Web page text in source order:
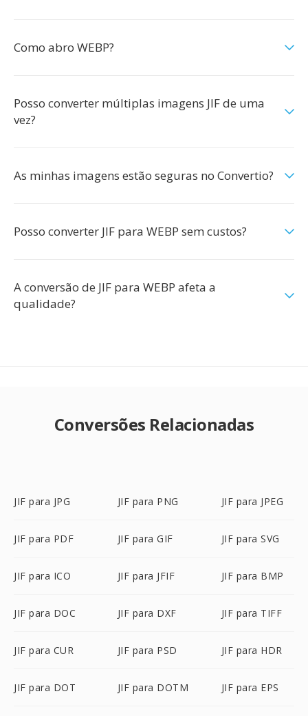
Como abro WEBP?
Posso converter múltiplas imagens JIF de uma
vez?
As minhas imagens estão seguras no Convertio?
Posso converter JIF para WEBP sem custos?
A conversão de JIF para WEBP afeta a
qualidade?
Conversões Relacionadas
JIF para JPG JIF para PNG JIF para JPEG
JIF para PDF JIF para GIF JIF para SVG
JIF para ICO JIF para JFIF JIF para BMP
JIF para DOC JIF para DXF JIF para TIFF
JIF para CUR JIF para PSD JIF para HDR
JIF para DOT JIF para DOTM JIF para EPS